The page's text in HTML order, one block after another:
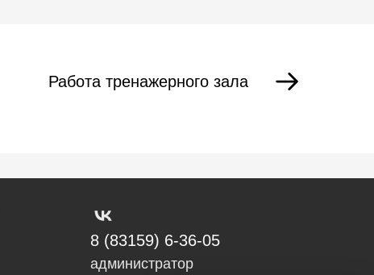
Работа тренажерного зала
8 (83159) 6-36-05
администратор